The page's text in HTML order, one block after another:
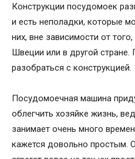
Конструкции посудомоек
и есть неполадки, которые
них, вне зависимости от
Швеции или в другой
разобраться с конструкцией.
Посудомоечная машина
облегчить хозяйке жизнь,
занимает очень много
кажется довольно простым.